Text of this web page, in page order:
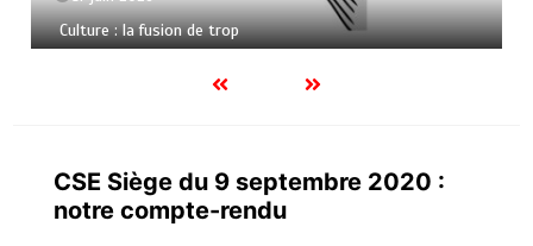
Culture : la fusion de trop
CSE Siège du 9 septembre 2020 :
notre compte-rendu